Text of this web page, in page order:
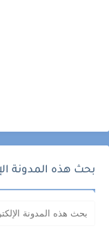
بحث هذه المدونة